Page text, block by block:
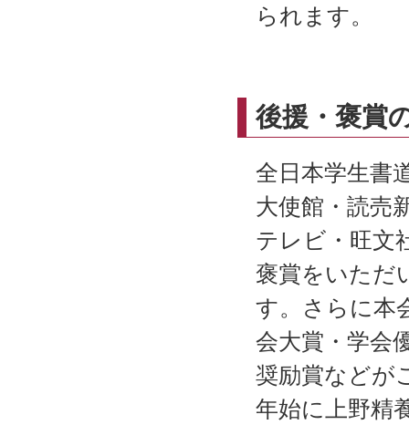
られます。
後援・褒賞
全日本学生書
大使館・読売
テレビ・旺文
褒賞をいただ
す。さらに本
会大賞・学会
奨励賞などが
年始に上野精